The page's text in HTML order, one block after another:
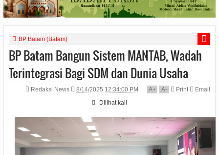
BP Batam (Batam)
BP Batam Bangun Sistem MANTAB, Wadah
Terintegrasi Bagi SDM dan Dunia Usaha
Redaksi News 8/14/2025 12:34:00 PM A+ A- Print
Email
Dilihat kali